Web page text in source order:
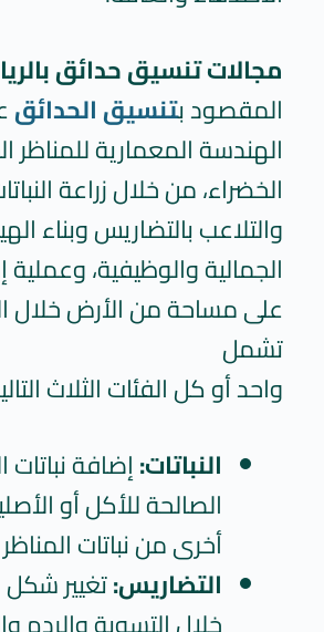
مجالات تنسيق حدائق
المقصود بتنسيق الحدائق
الهندسة المعمارية للمناظر
الخضراء، من خلال زراعة
والتلاعب بالتضاريس وبناء
الجمالية والوظيفية، وعملية
على مساحة من الأرض خلال
تشمل
واحد أو كل الفئات الثلاث
النباتات:إضافة نباتات
الصالحة للأكل أو
أخرى من نباتات
التضاريس:تغيير